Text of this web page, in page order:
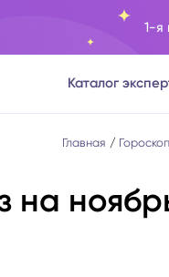
1-я
Каталог
Тарологи
Астрологи
Главная
на